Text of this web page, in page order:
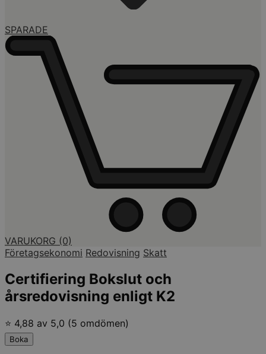
SPARADE
VARUKORG (0)
Företagsekonomi Redovisning Skatt
Certifiering Bokslut och
årsredovisning enligt K2
⭐ 4,88 av 5,0 (5 omdömen)
Boka